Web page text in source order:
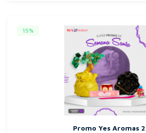
15%
Promo Yes Aromas 2